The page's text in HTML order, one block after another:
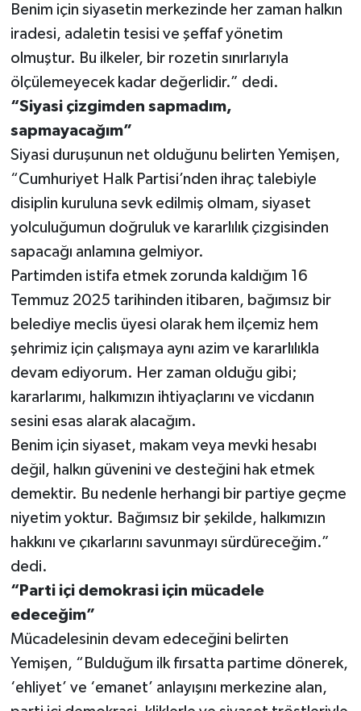
Benim için siyasetin merkezinde her zaman halkın
iradesi, adaletin tesisi ve şeffaf yönetim
olmuştur. Bu ilkeler, bir rozetin sınırlarıyla
ölçülemeyecek kadar değerlidir.” dedi.
“Siyasi çizgimden sapmadım,
sapmayacağım”
Siyasi duruşunun net olduğunu belirten Yemişen,
“Cumhuriyet Halk Partisi’nden ihraç talebiyle
disiplin kuruluna sevk edilmiş olmam, siyaset
yolculuğumun doğruluk ve kararlılık çizgisinden
sapacağı anlamına gelmiyor.
Partimden istifa etmek zorunda kaldığım 16
Temmuz 2025 tarihinden itibaren, bağımsız bir
belediye meclis üyesi olarak hem ilçemiz hem
şehrimiz için çalışmaya aynı azim ve kararlılıkla
devam ediyorum. Her zaman olduğu gibi;
kararlarımı, halkımızın ihtiyaçlarını ve vicdanın
sesini esas alarak alacağım.
Benim için siyaset, makam veya mevki hesabı
değil, halkın güvenini ve desteğini hak etmek
demektir. Bu nedenle herhangi bir partiye geçme
niyetim yoktur. Bağımsız bir şekilde, halkımızın
hakkını ve çıkarlarını savunmayı sürdüreceğim.”
dedi.
“Parti içi demokrasi için mücadele
edeceğim”
Mücadelesinin devam edeceğini belirten
Yemişen, “Bulduğum ilk fırsatta partime dönerek,
‘ehliyet’ ve ‘emanet’ anlayışını merkezine alan,